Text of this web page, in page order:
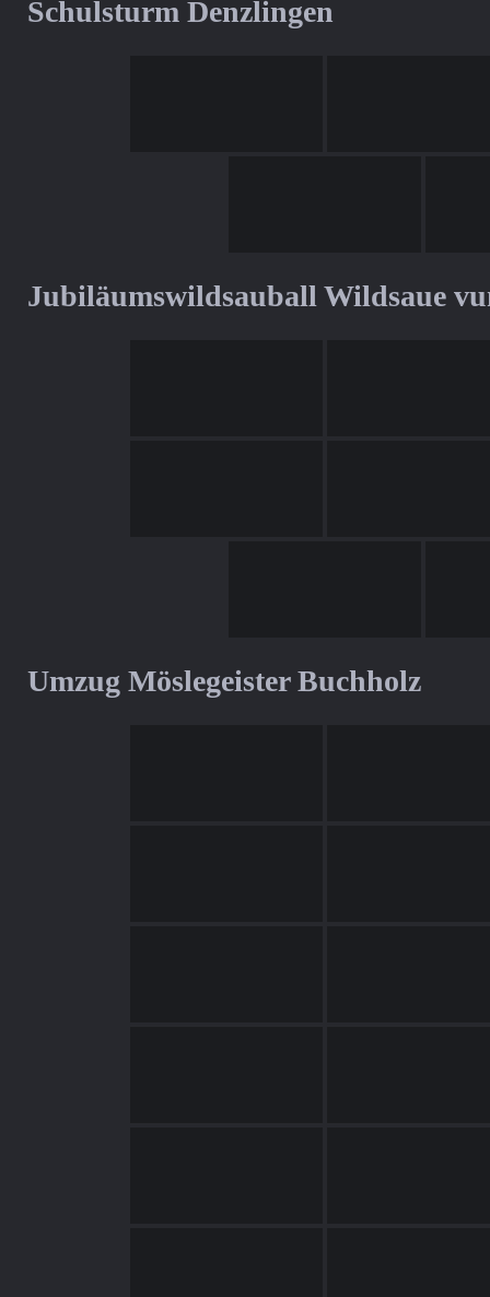
Schulsturm Denzlingen
Jubiläumswildsauball Wildsaue
Umzug Möslegeister Buchholz